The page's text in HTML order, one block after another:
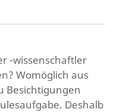
-wissenschaftler
Womöglich aus
Besichtigungen
Deshalb